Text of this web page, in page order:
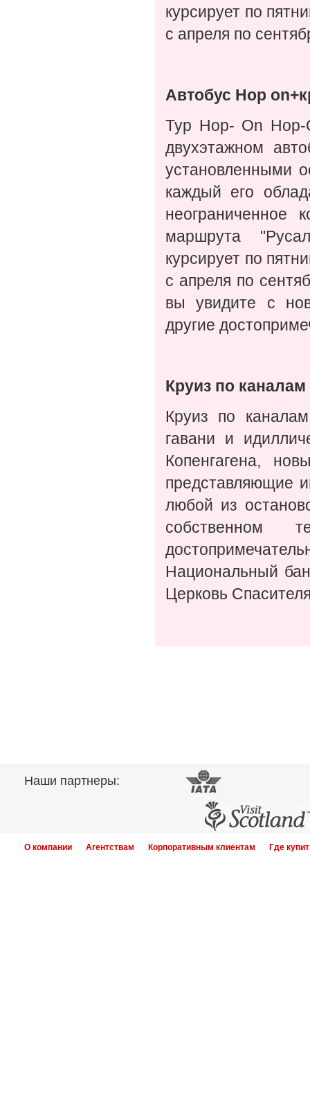
курсирует по
с апреля по
Автобус Hop
Тур Hop- On Hop-
двухэтажном
установленными
каждый его
неограниченное
маршрута
курсирует по
с апреля по
вы увидите с
другие
Круиз по
Круиз по
гавани и
Копенгагена,
представляющие
любой из
собственном
Национальный
Церковь
Наши партнеры:
О компании Агентствам Корпоративным клиентам Где